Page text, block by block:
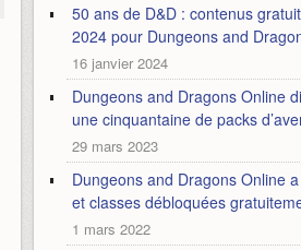
50 ans de D&D : contenus
2024 pour Dungeons and
16 janvier 2024
Dungeons and Dragons Online
une cinquantaine de packs
29 mars 2023
Dungeons and Dragons Online
et classes débloquées
1 mars 2022